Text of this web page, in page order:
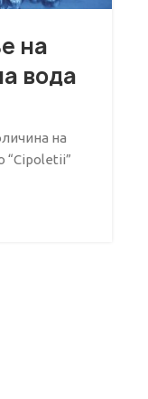
на
вода
на
“Cipoletii”